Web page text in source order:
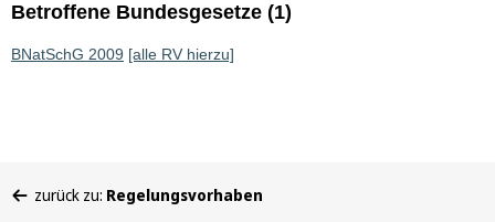
Betroffene Bundesgesetze (1)
BNatSchG 2009 [alle RV hierzu]
befinden
zurück zu: Regelungsvorhaben